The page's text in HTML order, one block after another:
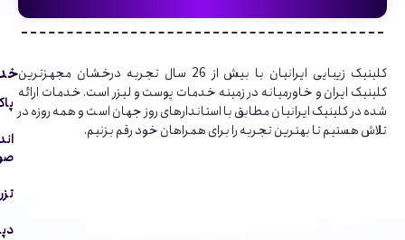
کلینیک‌ زیبایی ایرانیان با بیش از 26 سال تجربه درخشان مجهزترین
کلینیک ایران و خاورمیانه در زمینه خدمات پوست و لیزر است. خدمات ارائه
شده در کلینیک ایرانیان مطابق با استاندارهای روز جهان است و همه روزه در
تلاش هستیم تا بهترین تجربه را برای همراهان خود رقم بزنیم.